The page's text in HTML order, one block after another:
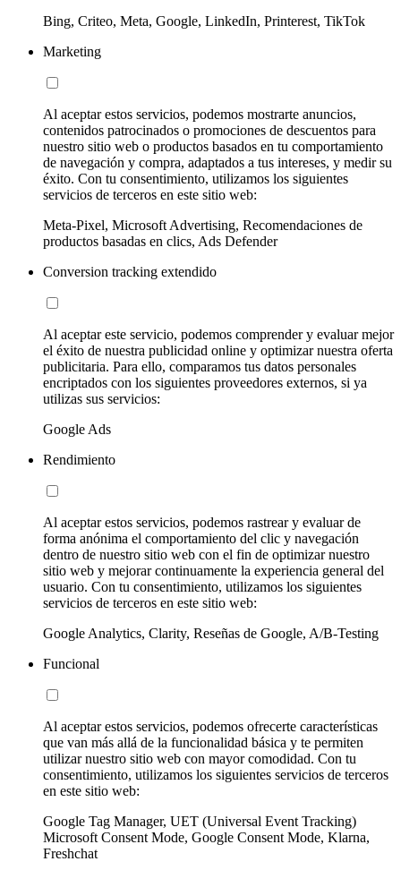
Bing, Criteo, Meta, Google, LinkedIn, Printerest, TikTok
Marketing
Al aceptar estos servicios, podemos mostrarte anuncios,
contenidos patrocinados o promociones de descuentos para
nuestro sitio web o productos basados en tu comportamiento
de navegación y compra, adaptados a tus intereses, y medir su
éxito. Con tu consentimiento, utilizamos los siguientes
servicios de terceros en este sitio web:
Meta-Pixel, Microsoft Advertising, Recomendaciones de
productos basadas en clics, Ads Defender
Conversion tracking extendido
Al aceptar este servicio, podemos comprender y evaluar mejor
el éxito de nuestra publicidad online y optimizar nuestra oferta
publicitaria. Para ello, comparamos tus datos personales
encriptados con los siguientes proveedores externos, si ya
utilizas sus servicios:
Google Ads
Rendimiento
Al aceptar estos servicios, podemos rastrear y evaluar de
forma anónima el comportamiento del clic y navegación
dentro de nuestro sitio web con el fin de optimizar nuestro
sitio web y mejorar continuamente la experiencia general del
usuario. Con tu consentimiento, utilizamos los siguientes
servicios de terceros en este sitio web:
Google Analytics, Clarity, Reseñas de Google, A/B-Testing
Funcional
Al aceptar estos servicios, podemos ofrecerte características
que van más allá de la funcionalidad básica y te permiten
utilizar nuestro sitio web con mayor comodidad. Con tu
consentimiento, utilizamos los siguientes servicios de terceros
en este sitio web:
Google Tag Manager, UET (Universal Event Tracking)
Microsoft Consent Mode, Google Consent Mode, Klarna,
Freshchat